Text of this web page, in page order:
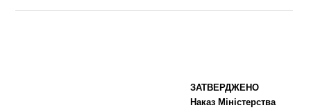
ЗАТВЕРДЖЕНО
Наказ Міністерства